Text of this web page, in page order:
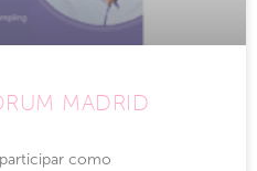
MADRID
como